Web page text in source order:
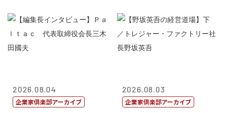
2026.08.04
企業家倶楽部アーカイブ
2026.08.03
企業家倶楽部アーカイブ